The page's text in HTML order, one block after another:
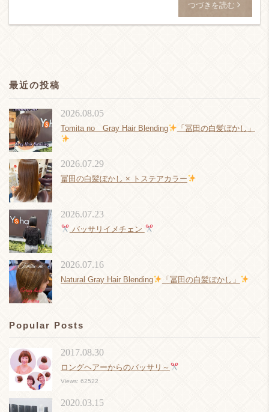
つづきを読む
最近の投稿
Tomita no Gray Hair Blending 「冨田の白髪ぼかし」
2026.08.05
冨田の白髪ぼかし × トステアカラー
2026.07.29
バッサリイメチェン
2026.07.23
Natural Gray Hair Blending 「冨田の白髪ぼかし」
2026.07.16
Popular Posts
ロングヘアーからのバッサリ～
2017.08.30
Views: 62522
2020.03.15